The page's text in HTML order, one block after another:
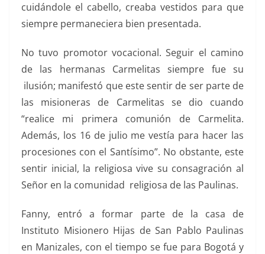
cuidándole el cabello, creaba vestidos para que
siempre permaneciera bien presentada.
No tuvo promotor vocacional. Seguir el camino
de las hermanas Carmelitas siempre fue su
ilusión; manifestó que este sentir de ser parte de
las misioneras de Carmelitas se dio cuando
“realice mi primera comunión de Carmelita.
Además, los 16 de julio me vestía para hacer las
procesiones con el Santísimo”. No obstante, este
sentir inicial, la religiosa vive su consagración al
Señor en la comunidad religiosa de las Paulinas.
Fanny, entró a formar parte de la casa de
Instituto Misionero Hijas de San Pablo Paulinas
en Manizales, con el tiempo se fue para Bogotá y